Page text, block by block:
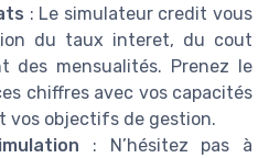
: Le simulateur credit vous
du taux interet, du cout
des mensualités. Prenez le
chiffres avec vos capacités
vos objectifs de gestion.
: N’hésitez pas à